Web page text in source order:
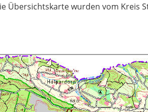
Übersichtskarte wurden vom Kreis